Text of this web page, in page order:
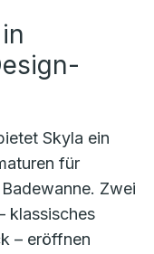
Skyla ein
für
Zwei
klassisches
– eröffnen